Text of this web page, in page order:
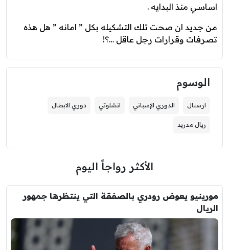
اساسي منذ البدايه .
من جديد ان صحت تلك التشكيله بكل ” امانه ” هل هذه
تصرفات وقرارات رجل عاقل …؟!
الوسوم
ارسنال الدوري الإسباني انشلوتي دوري الابطال
ريال مدريد
الأكثر رواجاً اليوم
مورينيو يعوض رودري بالصفقة التي ينتظرها جمهور
الريال